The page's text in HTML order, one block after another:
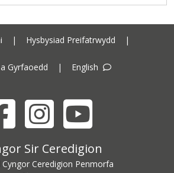
| Hysbysiad Preifatrwydd |
Gyrfaoedd | English
FacebookInstagramYouTube
Sir Ceredigion
Cyngor Ceredigion Penmorfa